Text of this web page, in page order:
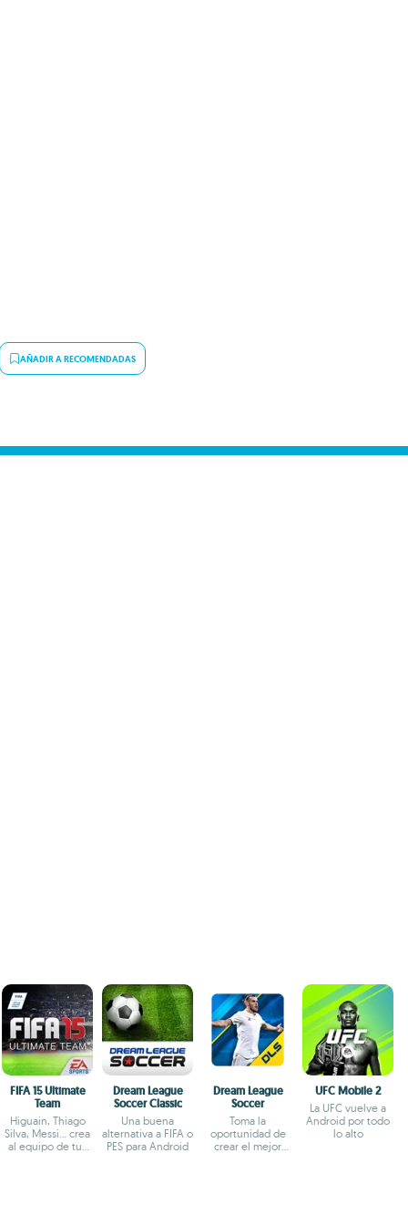
AÑADIR A RECOMENDADAS
FIFA 15 Ultimate
Team
Higuain, Thiago
Silva, Messi... crea
al equipo de tus
Dream League
Soccer Classic
Una buena
alternativa a FIFA o
PES para Android
Dream League
Soccer
Toma la
oportunidad de
crear el mejor
UFC Mobile 2
La UFC vuelve a
Android por todo
lo alto